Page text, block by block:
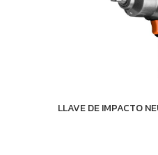
LLAVE DE IMPACTO